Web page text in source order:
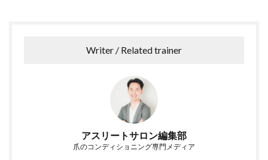
Writer / Related trainer
アスリートサロン編集部
爪のコンディショニング専門メディア